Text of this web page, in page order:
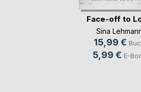
Face-off to
Sina
15,99 €
5,99 € E-